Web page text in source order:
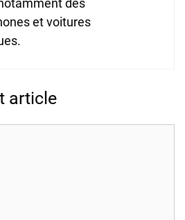
des
et voitures
article